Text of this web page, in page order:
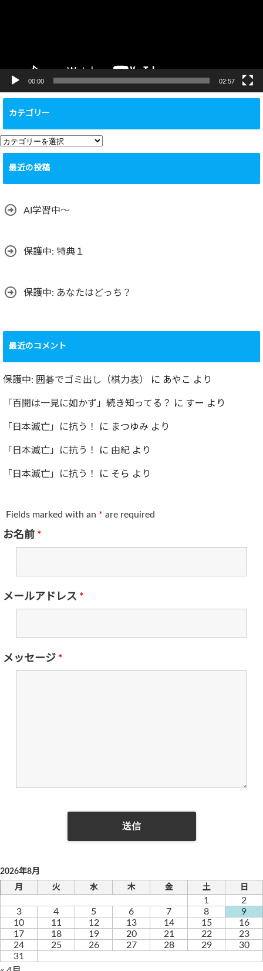
00:00 02:57
カテゴリー
カ
テ
リ
最近の投稿
AI学習中〜
保護中: 特典１
保護中: あなたはどっち？
最近のコメント
保護中: 囲碁でゴミ出し（棋力表） に あやこ より
「百聞は一見に如かず」続き知ってる？ に すー より
「日本滅亡」に抗う！ に まつゆみ より
「日本滅亡」に抗う！ に 由紀 より
「日本滅亡」に抗う！ に そら より
Fields marked with an * are required
お名前 *
メールアドレス *
メッセージ *
2026年8月
月
火 水 木 金 土 日
1
2
3
4 5 6 7 8
9
10
11 12 13 14 15
16
17
18 19 20 21 22
23
24
25 26 27 28 29
30
31